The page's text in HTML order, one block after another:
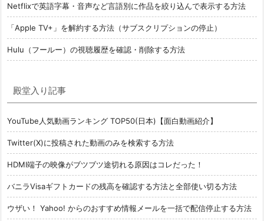
Netflixで英語字幕・音声など言語別に作品を絞り込んで表示する方法
「Apple TV+」を解約する方法（サブスクリプションの停止）
Hulu（フールー）の視聴履歴を確認・削除する方法
殿堂入り記事
YouTube人気動画ランキング TOP50(日本)【面白動画紹介】
Twitter(X)に投稿された動画のみを検索する方法
HDMI端子の映像がブツブツ途切れる原因はコレだった！
バニラVisaギフトカードの残高を確認する方法と全部使い切る方法
ウザい！ Yahoo! からのおすすめ情報メールを一括で配信停止する方法